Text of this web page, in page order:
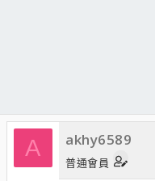
A akhy6589
普通會員